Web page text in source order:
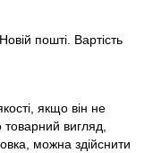
пошті. Вартість
якщо він не
товарний вигляд,
можна здійснити